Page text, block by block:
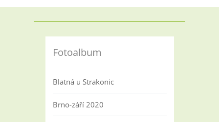
Fotoalbum
Blatná u Strakonic
Brno-září 2020